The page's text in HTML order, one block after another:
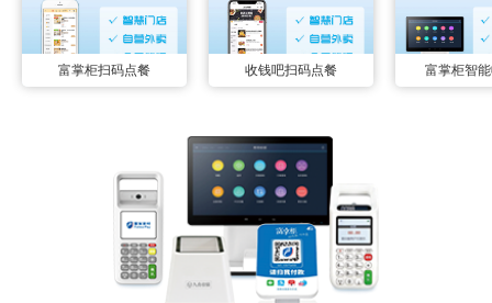
富掌柜扫码点餐 收钱吧扫码点餐 富掌柜智